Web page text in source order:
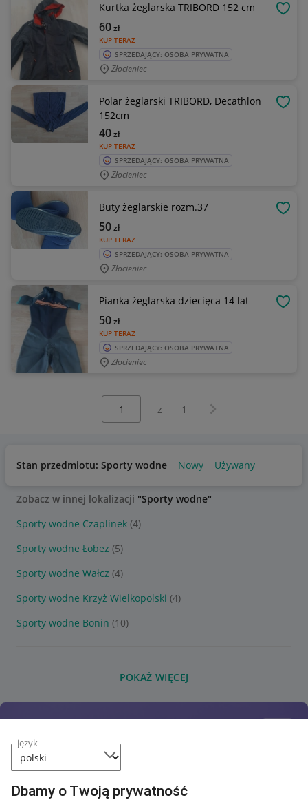
język
Dbamy o Twoją prywatność
Kurtka żeglarska TRIBORD 152 cm
KUP TERAZ
60zł
SPRZEDAJĄCY: OSOBA PRYWATNA
Złocieniec
Polar żeglarski TRIBORD, Decathlon
152cm
KUP TERAZ
40zł
SPRZEDAJĄCY: OSOBA PRYWATNA
Złocieniec
Buty żeglarskie rozm.37
KUP TERAZ
50zł
SPRZEDAJĄCY: OSOBA PRYWATNA
Złocieniec
Pianka żeglarska dziecięca 14 lat
KUP TERAZ
50zł
SPRZEDAJĄCY: OSOBA PRYWATNA
Złocieniec
z 1 Następna strona
Stan przedmiotu: Sporty wodne Nowy Używany
Zobacz w innej lokalizacji "Sporty wodne"
Sporty wodne Czaplinek (4)
Sporty wodne Łobez (5)
Sporty wodne Wałcz (4)
Sporty wodne Krzyż Wielkopolski (4)
Sporty wodne Bonin (10)
POKAŻ WIĘCEJ